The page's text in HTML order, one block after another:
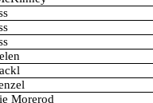
Morerod